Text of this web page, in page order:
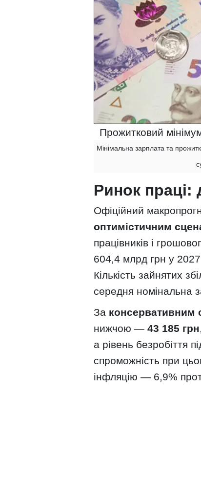
Прожитковий
Мінімальна зарплата та
Ринок праці:
Офіційний
оптимістичним
працівників і
604,4 млрд грн у
Кількість зайнятих
середня номінальна
За консервативним
нижчою — 43 185 грн
а рівень безробіття
спроможність при
інфляцію — 6,9%